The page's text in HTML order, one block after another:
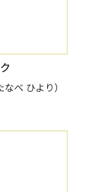
べ ひより）